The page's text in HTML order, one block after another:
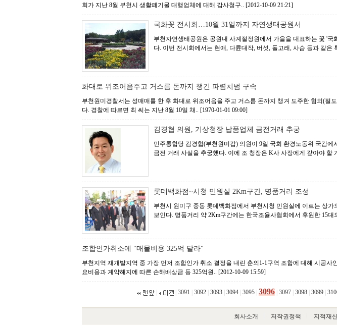
회가 지난 8월 부천시 생활폐기물 대행업체에 대해 감사청구.. [2012-10-09 21:21]
국화꽃 전시회…10월 31일까지 자연생태공원서
부천자연생태공원은 공원내 사계절정원에서 가을을 대표하는 꽃 '국
다. 이번 전시회에서는 현애, 다륜대작, 버섯, 돌고래, 사슴 등과 같은
화대로 위조어음주고 거스름 돈까지 챙긴 파렴치범 구속
부천원미경찰서는 성매매를 한 후 화대로 위조어음을 주고 거스름 돈까지 챙겨 도주한 혐의(절
다. 경찰에 따르면 최 씨는 지난 8월 10일 채.. [1970-01-01 09:00]
김경협 의원, 기상청장 납품업체 금전거래 추궁
민주통합당 김경협(부천원미갑) 의원이 9일 국회 환경노동위 국감에
금전 거래 사실을 추궁했다. 이에 조 청장은 K사 사장에게 갚아야 할
롯데백화점~시청 민원실 2Km구간, 명품거리 조성
부천시 원미구 중동 롯데백화점에서 부천시청 민원실에 이르는 상
보인다. 명품거리 약 2Km구간에는 한국조율사협회에서 후원한 15대
조합인가취소에 "매몰비용 325억 달라"
부천지역 재개발지역 중 가장 먼저 조합인가 취소 결정을 내린 춘의1-1구역 조합에 대해 시공사
요비용과 계약해지에 따른 손해배상금 등 325억원.. [2012-10-09 15:59]
3091 3092 3093 3094 3095 3096 3097 3098 3099
회사소개 저작권정책 지적재